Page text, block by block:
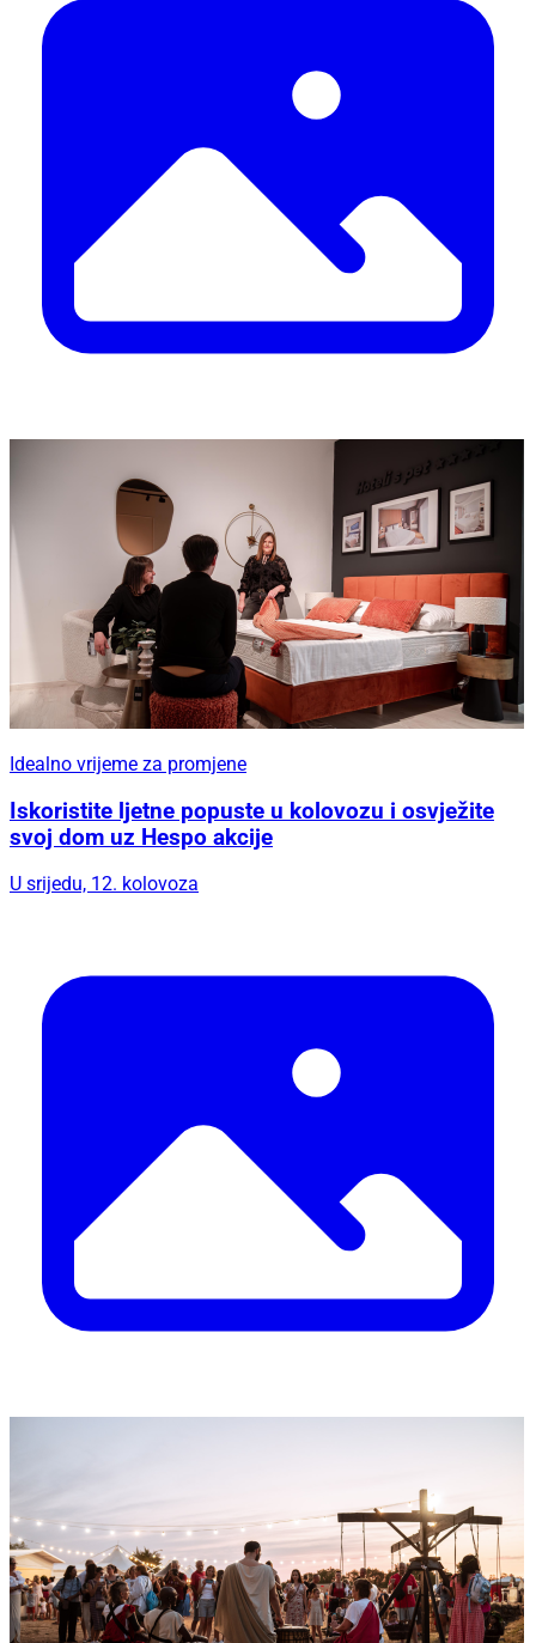
Idealno vrijeme za promjene
Iskoristite ljetne popuste u kolovozu i osvježite
svoj dom uz Hespo akcije
U srijedu, 12. kolovoza